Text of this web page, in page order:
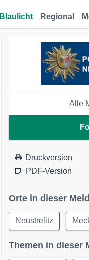
Blaulicht Regional
Alle
Druckversion
PDF-Version
Orte in dieser
Neustrelitz
Themen in dieser